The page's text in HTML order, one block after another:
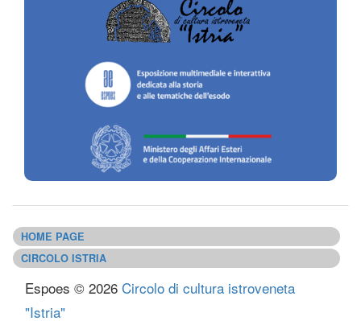
HOME PAGE
CIRCOLO ISTRIA
Espoes © 2026 Circolo di cultura istroveneta
"Istria"